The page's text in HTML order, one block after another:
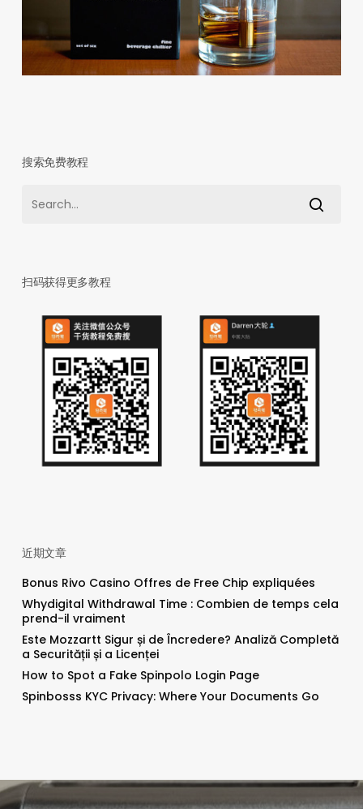
搜索免费教程
扫码获得更多教程
近期文章
Bonus Rivo Casino Offres de Free Chip expliquées
Whydigital Withdrawal Time : Combien de temps cela
prend-il vraiment
Este Mozzartt Sigur și de Încredere? Analiză Completă
a Securității și a Licenței
How to Spot a Fake Spinpolo Login Page
Spinbosss KYC Privacy: Where Your Documents Go